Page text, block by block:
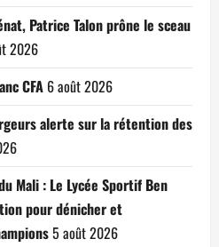
Patrice Talon prône le sceau
2026
CFA 6 août 2026
alerte sur la rétention des
Mali : Le Lycée Sportif Ben
pour dénicher et
5 août 2026